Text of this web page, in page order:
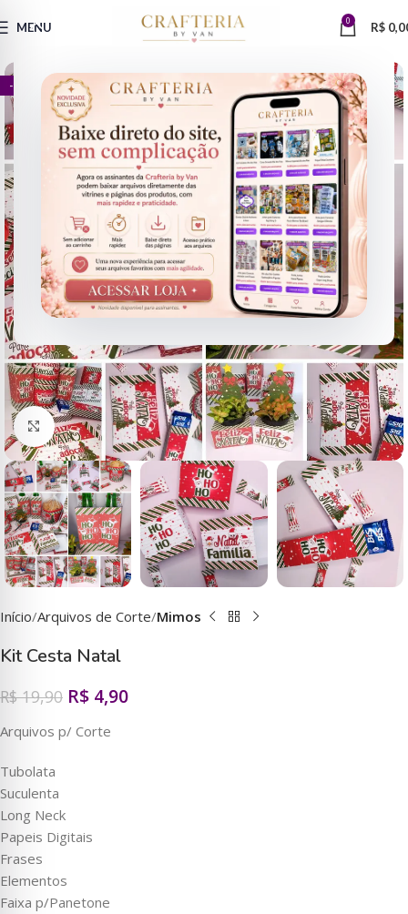
MENU 0 R$
- 75%
Clique para ampliar
Início Arquivos de Corte Mimos
Kit Cesta Natal
R$19,90 R$ 4,90
Arquivos p/ Corte
Tubolata
Suculenta
Long Neck
Papeis Digitais
Frases
Elementos
Faixa p/Panetone